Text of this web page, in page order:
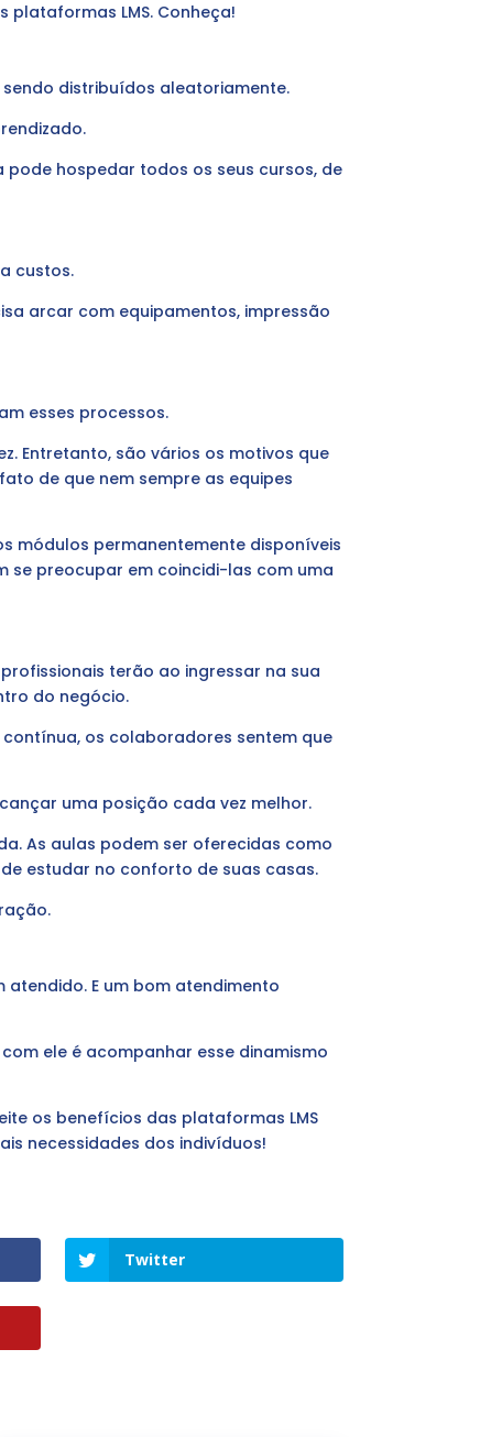
LMS. Conheça!
distribuídos aleatoriamente.
pode hospedar todos os seus cursos, de
custos.
arcar com equipamentos, impressão
esses processos.
Entretanto, são vários os motivos que
de que nem sempre as equipes
módulos permanentemente disponíveis
se preocupar em coincidi-las com uma
terão ao ingressar na sua
do negócio.
os colaboradores sentem que
uma posição cada vez melhor.
As aulas podem ser oferecidas como
estudar no conforto de suas casas.
E um bom atendimento
ele é acompanhar esse dinamismo
os benefícios das plataformas LMS
necessidades dos indivíduos!
Twitter